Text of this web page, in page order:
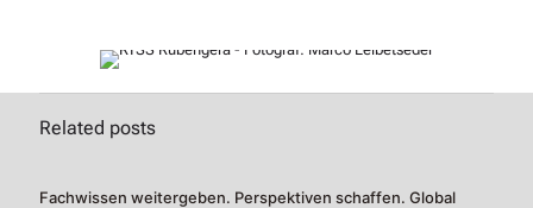
Related posts
Fachwissen weitergeben. Perspektiven schaffen. Global